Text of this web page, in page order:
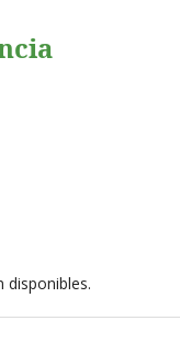
disponibles.